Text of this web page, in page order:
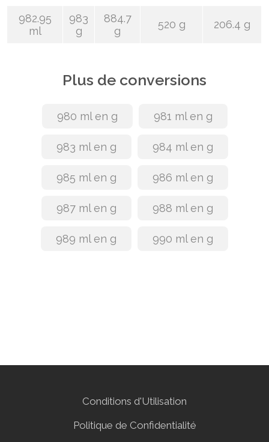
982.95
ml
983
g
884.7
g
520 g 206.4 g
Plus de conversions
980 ml en g 981 ml en g
983 ml en g 984 ml en g
985 ml en g 986 ml en g
987 ml en g 988 ml en g
989 ml en g 990 ml en g
Conditions d'Utilisation
Politique de Confidentialité